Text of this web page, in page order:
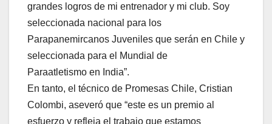
grandes logros de mi entrenador y mi club. Soy
seleccionada nacional para los
Parapanemircanos Juveniles que serán en Chile y
seleccionada para el Mundial de
Paraatletismo en India”.
En tanto, el técnico de Promesas Chile, Cristian
Colombi, aseveró que “este es un premio al
esfuerzo y refleja el trabajo que estamos